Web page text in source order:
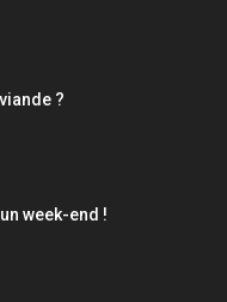
?
week-end !